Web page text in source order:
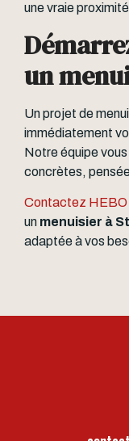
une vraie
un
Un projet de
immédiatement
Notre équipe
concrètes,
Contactez HEBO
un menuisier à
adaptée à vos